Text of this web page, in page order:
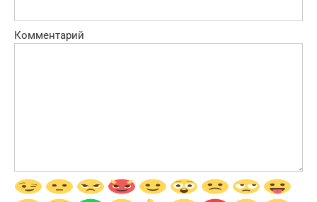
Комментарий